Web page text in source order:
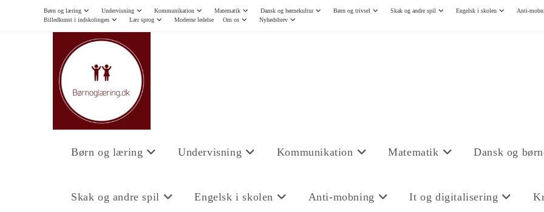
Børn og læring Undervisning Kommunikation Matematik Dansk og børnekultur Børn og trivsel Skak og andre spil Engelsk i skolen
Anti-
Billedkunst i indskolingen
Lær sprog Moderne ledelse Om os Nyhedsbrev
Børn og læring Undervisning Kommunikation Matematik Dansk og
Skak og andre spil Engelsk i skolen Anti-mobning It og digitalisering